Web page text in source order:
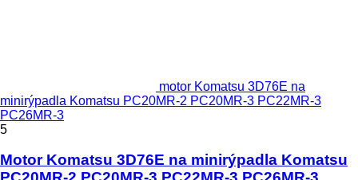
motor Komatsu 3D76E na
minirýpadla Komatsu PC20MR‑2 PC20MR‑3 PC22MR‑3
PC26MR‑3
5
Motor Komatsu 3D76E na minirýpadla Komatsu